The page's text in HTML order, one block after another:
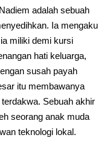
adalah sebuah
Ia mengaku
miliki demi kursi
hati keluarga,
susah payah
itu membawanya
Sebuah akhir
seorang anak muda
teknologi lokal.